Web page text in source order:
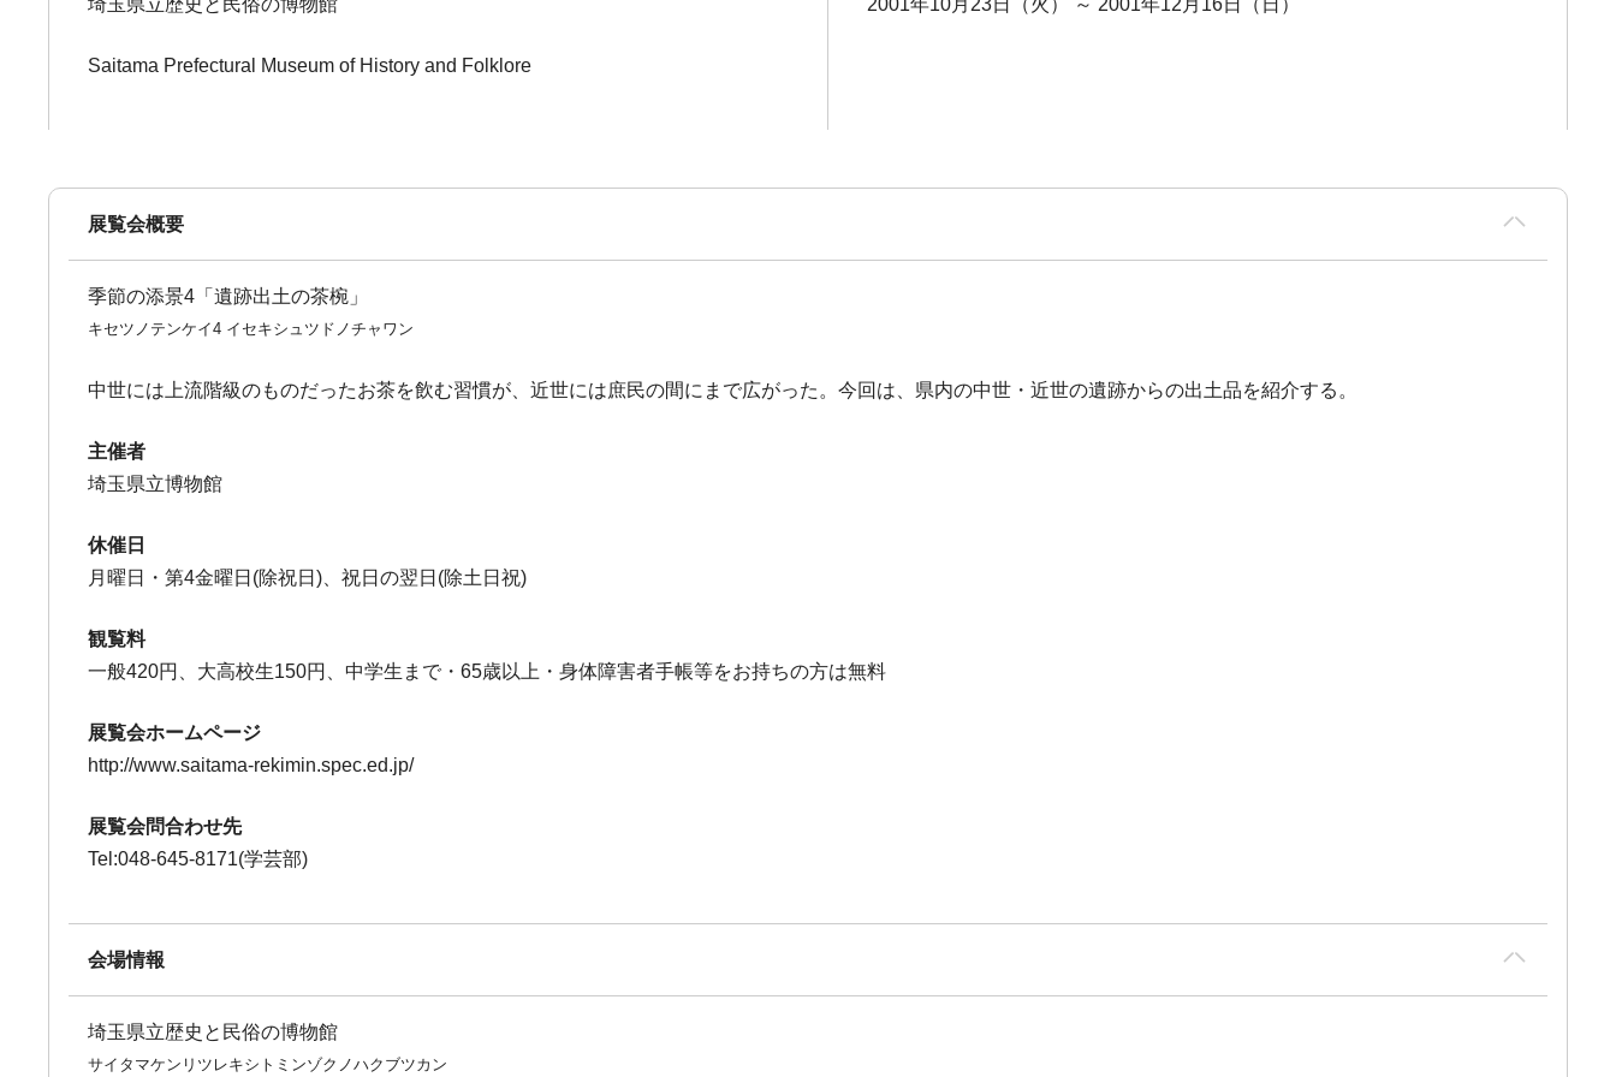
埼玉県立歴史と民俗の博物館
Saitama Prefectural Museum of History and Folklore
2001年10月23日（火） ～ 2001年12月16日（日）
展覧会概要
季節の添景4「遺跡出土の茶椀」
キセツノテンケイ4 イセキシュツドノチャワン
中世には上流階級のものだったお茶を飲む習慣が、近世には庶民の間にまで広がった。今回は、県内の中世・近世の遺跡からの出土品を紹介する。
主催者
埼玉県立博物館
休催日
月曜日・第4金曜日(除祝日)、祝日の翌日(除土日祝)
観覧料
一般420円、大高校生150円、中学生まで・65歳以上・身体障害者手帳等をお持ちの方は無料
展覧会ホームページ
http://www.saitama-rekimin.spec.ed.jp/
展覧会問合わせ先
Tel:048-645-8171(学芸部)
会場情報
埼玉県立歴史と民俗の博物館
サイタマケンリツレキシトミンゾクノハクブツカン